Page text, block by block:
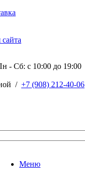
- Сб: c 10:00 до 19:00
/ +7 (908) 212-40-06
Меню